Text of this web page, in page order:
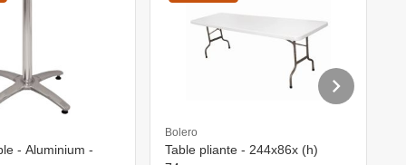
- Aluminium -
Bolero
Table pliante - 244x86x (h)